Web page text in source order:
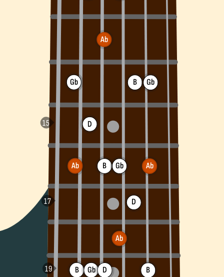
Gb
Ab
B
D
Gb
Ab
B
D
Gb
Ab
B
D
Gb
Ab
B